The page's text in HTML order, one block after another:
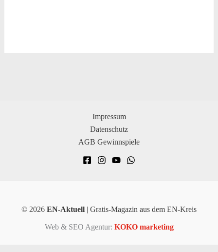
Impressum
Datenschutz
AGB Gewinnspiele
© 2026 EN-Aktuell | Gratis-Magazin aus dem EN-Kreis
Web & SEO Agentur: KOKO marketing